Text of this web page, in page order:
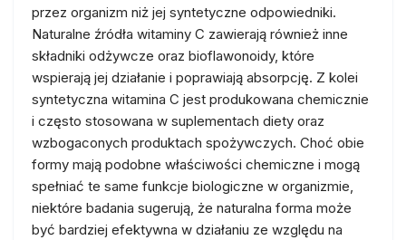
przez organizm niż jej syntetyczne odpowiedniki.
Naturalne źródła witaminy C zawierają również inne
składniki odżywcze oraz bioflawonoidy, które
wspierają jej działanie i poprawiają absorpcję. Z kolei
syntetyczna witamina C jest produkowana chemicznie
i często stosowana w suplementach diety oraz
wzbogaconych produktach spożywczych. Choć obie
formy mają podobne właściwości chemiczne i mogą
spełniać te same funkcje biologiczne w organizmie,
niektóre badania sugerują, że naturalna forma może
być bardziej efektywna w działaniu ze względu na